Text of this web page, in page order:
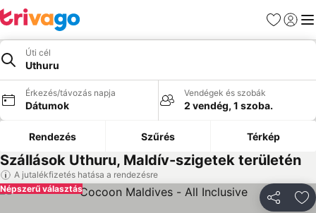
Kedvencek
Úti cél
Uthuru
Érkezés/távozás napja
Dátumok
Vendégek és szobák
2 vendég, 1 szoba.
Rendezés Szűrés Térkép
Szállások Uthuru, Maldív-szigetek területén
A jutalékfizetés hatása a rendezésre
Népszerű választás